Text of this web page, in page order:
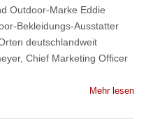
Outdoor-Marke Eddie
Bekleidungs-Ausstatter
deutschlandweit
Chief Marketing Officer
Mehr lesen